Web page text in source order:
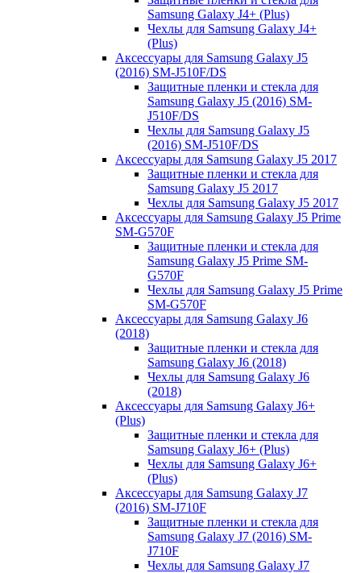
Samsung Galaxy J4+ (Plus)
Чехлы для Samsung Galaxy J4+
(Plus)
Аксессуары для Samsung Galaxy J5
(2016) SM-J510F/DS
Защитные пленки и стекла для
Samsung Galaxy J5 (2016) SM-
J510F/DS
Чехлы для Samsung Galaxy J5
(2016) SM-J510F/DS
Аксессуары для Samsung Galaxy J5 2017
Защитные пленки и стекла для
Samsung Galaxy J5 2017
Чехлы для Samsung Galaxy J5 2017
Аксессуары для Samsung Galaxy J5 Prime
SM-G570F
Защитные пленки и стекла для
Samsung Galaxy J5 Prime SM-
G570F
Чехлы для Samsung Galaxy J5 Prime
SM-G570F
Аксессуары для Samsung Galaxy J6
(2018)
Защитные пленки и стекла для
Samsung Galaxy J6 (2018)
Чехлы для Samsung Galaxy J6
(2018)
Аксессуары для Samsung Galaxy J6+
(Plus)
Защитные пленки и стекла для
Samsung Galaxy J6+ (Plus)
Чехлы для Samsung Galaxy J6+
(Plus)
Аксессуары для Samsung Galaxy J7
(2016) SM-J710F
Защитные пленки и стекла для
Samsung Galaxy J7 (2016) SM-
J710F
Чехлы для Samsung Galaxy J7